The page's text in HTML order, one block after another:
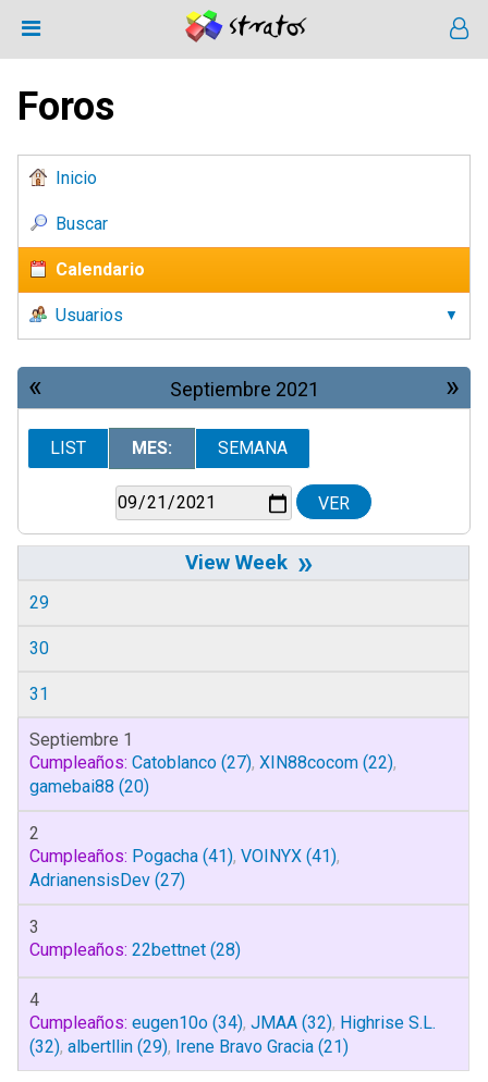
Foros
Inicio
Buscar
Calendario
Usuarios
« »
Septiembre 2021
LIST MES: SEMANA
»
29
30
31
Septiembre 1
Cumpleaños: Catoblanco (27), XIN88cocom (22),
gamebai88 (20)
2
Cumpleaños: Pogacha (41), VOINYX (41),
AdrianensisDev (27)
3
Cumpleaños: 22bettnet (28)
4
Cumpleaños: eugen10o (34), JMAA (32), Highrise S.L.
(32), albertllin (29), Irene Bravo Gracia (21)